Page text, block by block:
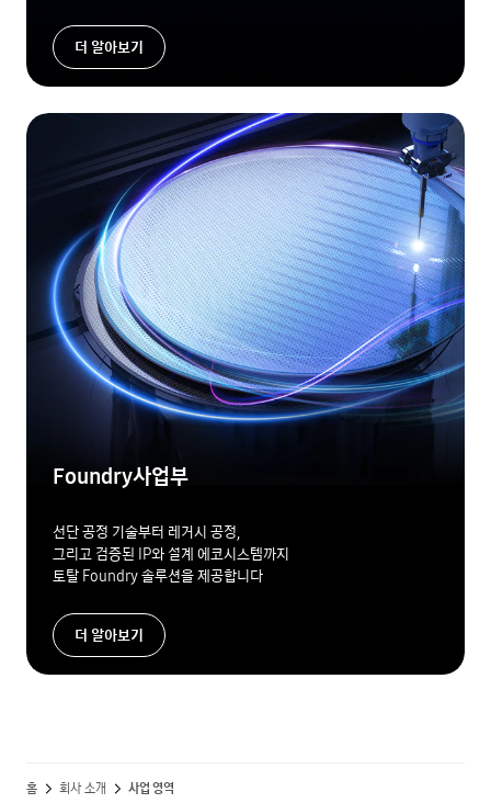
더 알아보기
Foundry사업부
선단 공정 기술부터 레거시 공정,
그리고 검증된 IP와 설계 에코시스템까지
토탈 Foundry 솔루션을 제공합니다
더 알아보기
홈 회사 소개 사업 영역